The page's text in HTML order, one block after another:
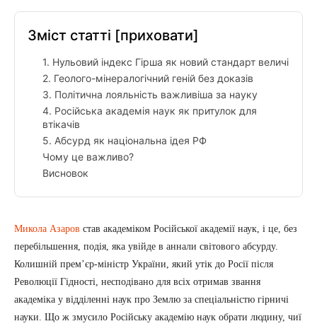
Зміст статті [приховати]
1. Нульовий індекс Гірша як новий стандарт величі
2. Геолого-мінералогічний геній без доказів
3. Політична лояльність важливіша за науку
4. Російська академія наук як притулок для
втікачів
5. Абсурд як національна ідея РФ
Чому це важливо?
Висновок
Микола Азаров став академіком Російської академії наук, і це, без
перебільшення, подія, яка увійде в аннали світового абсурду.
Колишній прем’єр-міністр України, який утік до Росії після
Революції Гідності, несподівано для всіх отримав звання
академіка у відділенні наук про Землю за спеціальністю гірничі
науки. Що ж змусило Російську академію наук обрати людину, чиї